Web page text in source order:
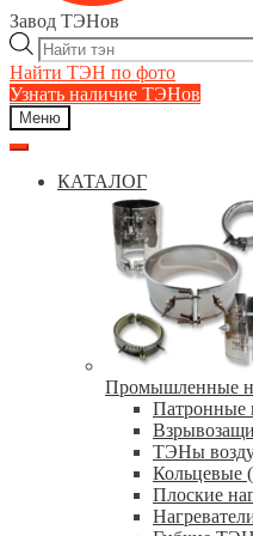
Завод ТЭНов
Поиск
товаров
Найти ТЭН по фото
Узнать наличие ТЭНов
Меню
КАТАЛОГ
Промышленные
Патронные
ТЭНы
Кольцевые
Плоские